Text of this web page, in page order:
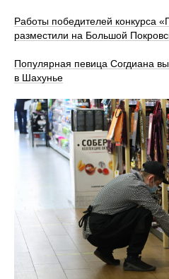
Работы победителей конкурса
разместили на Большой
Популярная певица Согдиана
в Шахунье